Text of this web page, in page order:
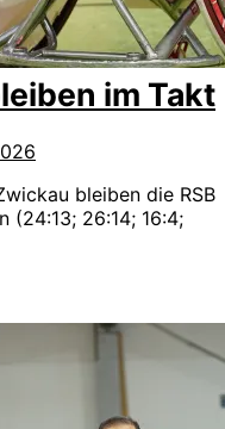
im Takt
bleiben die RSB
(24:13; 26:14; 16:4;